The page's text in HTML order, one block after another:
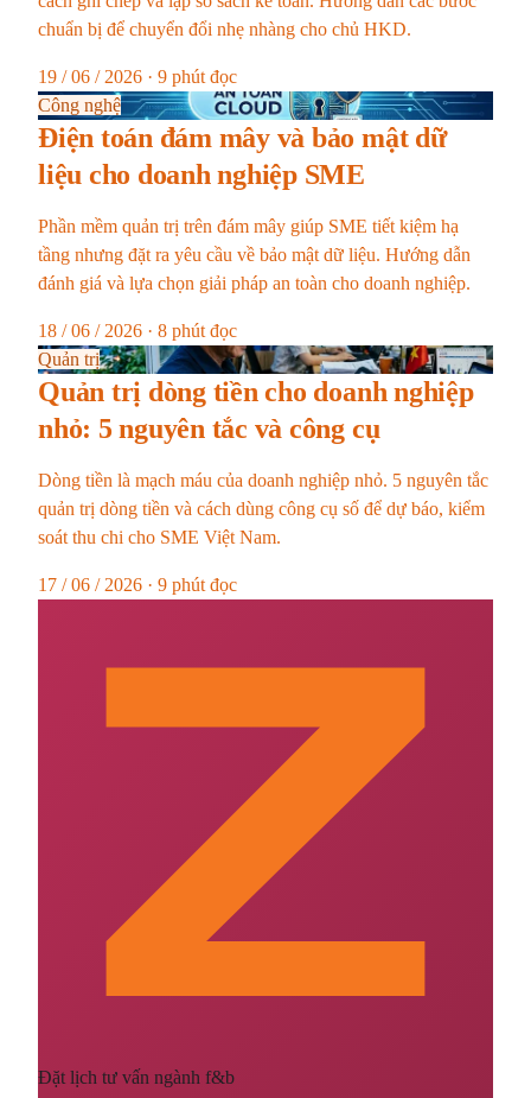
chuẩn bị để chuyển đổi nhẹ nhàng cho chủ HKD.
19 / 06 / 2026 · 9 phút đọc
Công nghệ
Điện toán đám mây và bảo mật dữ
liệu cho doanh nghiệp SME
Phần mềm quản trị trên đám mây giúp SME tiết kiệm hạ
tầng nhưng đặt ra yêu cầu về bảo mật dữ liệu. Hướng dẫn
đánh giá và lựa chọn giải pháp an toàn cho doanh nghiệp.
18 / 06 / 2026 · 8 phút đọc
Quản trị
Quản trị dòng tiền cho doanh nghiệp
nhỏ: 5 nguyên tắc và công cụ
Dòng tiền là mạch máu của doanh nghiệp nhỏ. 5 nguyên tắc
quản trị dòng tiền và cách dùng công cụ số để dự báo, kiểm
soát thu chi cho SME Việt Nam.
17 / 06 / 2026 · 9 phút đọc
Đặt lịch tư vấn ngành f&b